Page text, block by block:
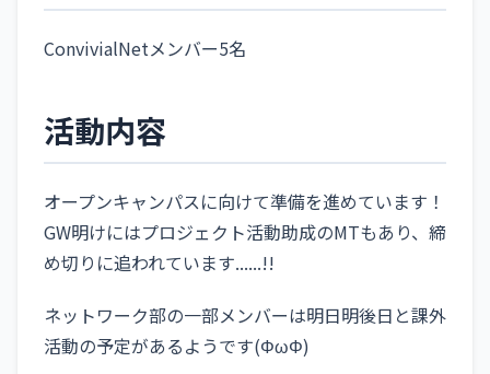
ConvivialNetメンバー5名
活動内容
オープンキャンパスに向けて準備を進めています！
GW明けにはプロジェクト活動助成のMTもあり、締
め切りに追われています......!!
ネットワーク部の一部メンバーは明日明後日と課外
活動の予定があるようです(ΦωΦ)